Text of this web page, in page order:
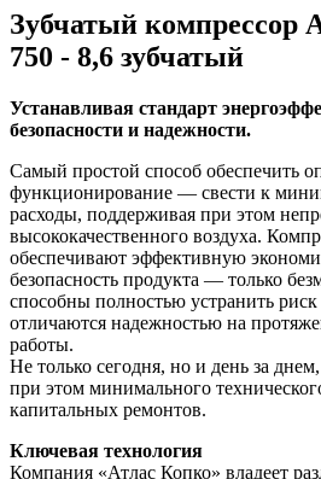
Зубчатый компрессор
750 - 8,6 зубчатый
Устанавливая стандарт
безопасности и надежности.
Самый простой способ обеспечить
функционирование — свести к
расходы, поддерживая при этом
высококачественного воздуха.
обеспечивают эффективную
безопасность продукта — только
способны полностью устранить риск
отличаются надежностью на
работы.
Не только сегодня, но и день за
при этом минимального
капитальных ремонтов.
Ключевая технология
Компания «Атлас Копко» владеет